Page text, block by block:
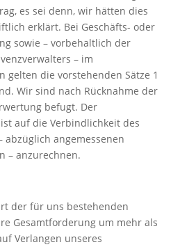
es sei denn, wir hätten dies
erklärt. Bei Geschäfts- oder
sowie – vorbehaltlich der
– im
gelten die vorstehenden Sätze 1
Wir sind nach Rücknahme der
befugt. Der
auf die Verbindlichkeit des
abzüglich angemessenen
– anzurechnen.
der für uns bestehenden
Gesamtforderung um mehr als
Verlangen unseres